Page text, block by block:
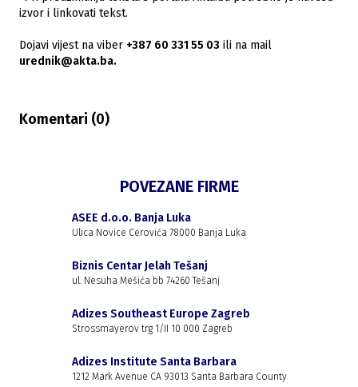
izvor i linkovati tekst.
Dojavi vijest na viber +387 60 331 55 03 ili na mail
urednik@akta.ba.
Komentari (0)
POVEZANE FIRME
ASEE d.o.o. Banja Luka
Ulica Novice Cerovića 78000 Banja Luka
Biznis Centar Jelah Tešanj
ul. Nesuha Mešića bb 74260 Tešanj
Adizes Southeast Europe Zagreb
Strossmayerov trg 1/II 10 000 Zagreb
Adizes Institute Santa Barbara
1212 Mark Avenue CA 93013 Santa Barbara County